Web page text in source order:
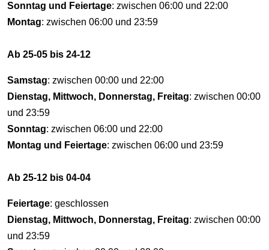
Sonntag und Feiertage: zwischen 06:00 und 22:00
Montag: zwischen 06:00 und 23:59
Ab 25-05 bis 24-12
Samstag: zwischen 00:00 und 22:00
Dienstag, Mittwoch, Donnerstag, Freitag: zwischen 00:00
und 23:59
Sonntag: zwischen 06:00 und 22:00
Montag und Feiertage: zwischen 06:00 und 23:59
Ab 25-12 bis 04-04
Feiertage: geschlossen
Dienstag, Mittwoch, Donnerstag, Freitag: zwischen 00:00
und 23:59